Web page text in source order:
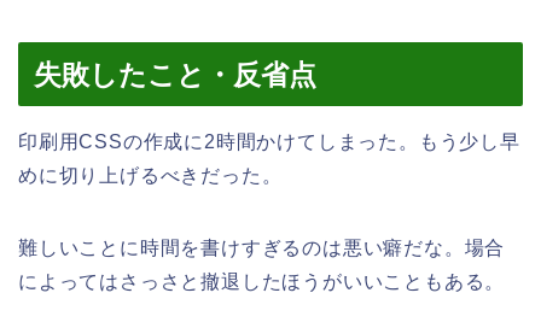
失敗したこと・反省点
印刷用CSSの作成に2時間かけてしまった。もう少し早
めに切り上げるべきだった。
難しいことに時間を書けすぎるのは悪い癖だな。場合
によってはさっさと撤退したほうがいいこともある。